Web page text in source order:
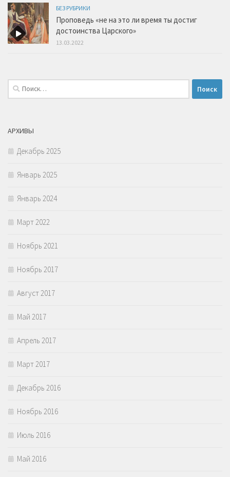
БЕЗ РУБРИКИ
Проповедь «не на это ли время ты достиг
достоинства Царского»
13.03.2022
Найти:
АРХИВЫ
Декабрь 2025
Январь 2025
Январь 2024
Март 2022
Ноябрь 2021
Ноябрь 2017
Август 2017
Май 2017
Апрель 2017
Март 2017
Декабрь 2016
Ноябрь 2016
Июль 2016
Май 2016